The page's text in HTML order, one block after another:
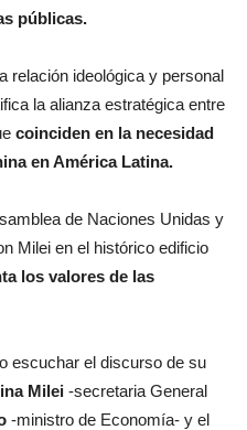
públicas.
relación ideológica y personal
la alianza estratégica entre
coinciden en la necesidad
en América Latina.
de Naciones Unidas y
Milei en el histórico edificio
los valores de las
escuchar el discurso de su
Milei -secretaria General
-ministro de Economía- y el